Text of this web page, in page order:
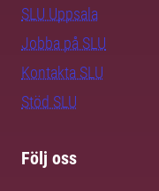
SLU Uppsala
Jobba på SLU
Kontakta SLU
Stöd SLU
Följ oss